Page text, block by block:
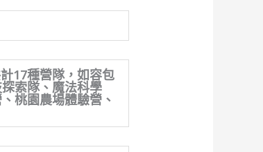
17種營隊，如容包
索隊、魔法科學
桃園農場體驗營、